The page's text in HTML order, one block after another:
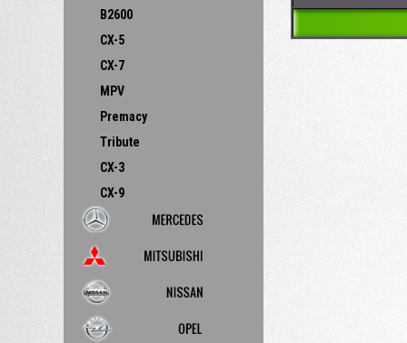
B2600
CX-5
CX-7
MPV
Premacy
Tribute
CX-3
CX-9